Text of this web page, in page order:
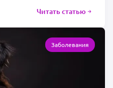
Читать статью
Заболевания